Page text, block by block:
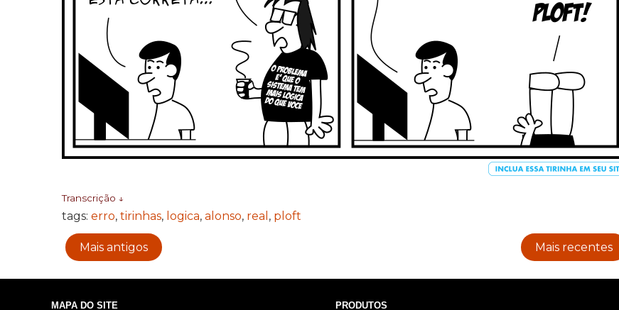
Transcrição ↓
tags: erro, tirinhas, logica, alonso, real , ploft
Mais antigos Mais recentes
MAPA DO SITE PRODUTOS